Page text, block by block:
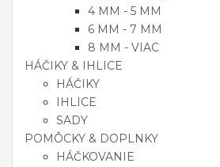
4 MM - 5 MM
6 MM - 7 MM
8 MM - VIAC
HÁČIKY & IHLICE
HÁČIKY
IHLICE
SADY
POMÔCKY & DOPLNKY
HÁČKOVANIE